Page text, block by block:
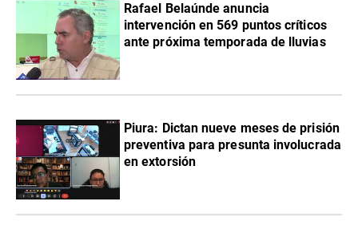
Rafael Belaúnde anuncia
intervención en 569 puntos críticos
ante próxima temporada de lluvias
Piura: Dictan nueve meses de prisión
preventiva para presunta involucrada
en extorsión